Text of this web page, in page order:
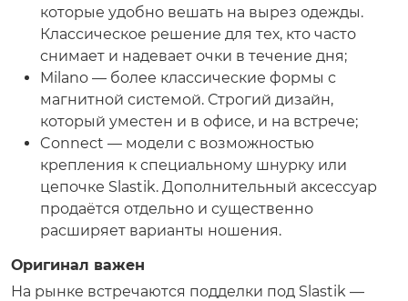
которые удобно вешать на вырез одежды.
Классическое решение для тех, кто часто
снимает и надевает очки в течение дня;
Milano — более классические формы с
магнитной системой. Строгий дизайн,
который уместен и в офисе, и на встрече;
Connect — модели с возможностью
крепления к специальному шнурку или
цепочке Slastik. Дополнительный аксессуар
продаётся отдельно и существенно
расширяет варианты ношения.
Оригинал важен
На рынке встречаются подделки под Slastik —